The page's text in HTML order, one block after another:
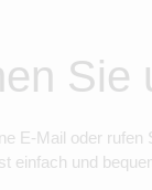
Sie
E-Mail oder rufen
einfach und